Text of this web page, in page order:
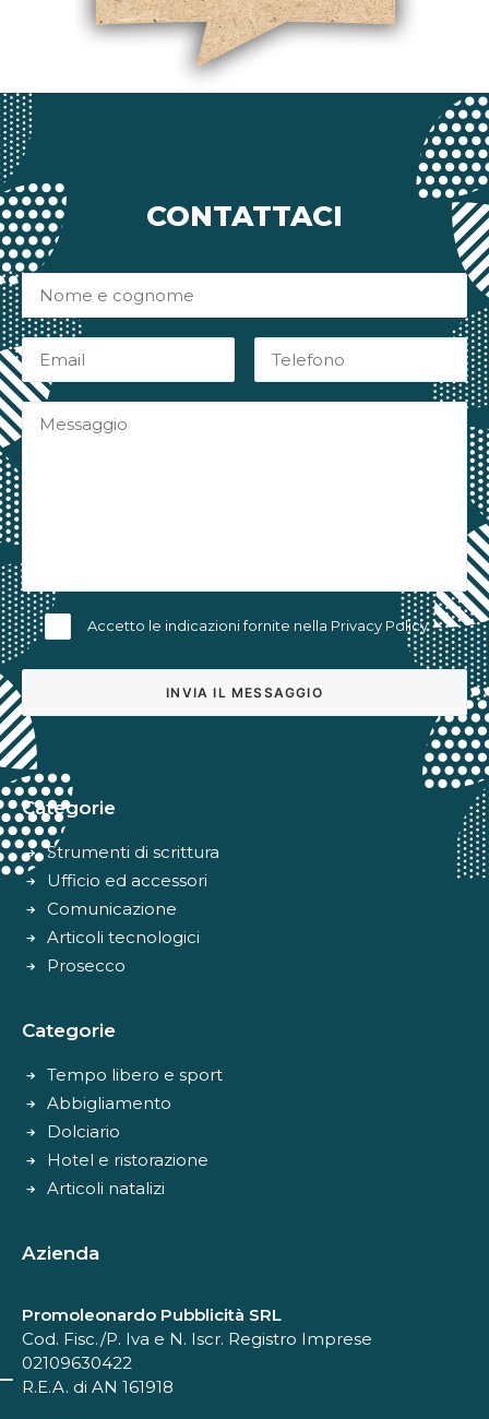
CONTATTACI
Accetto le indicazioni fornite nella Privacy Policy
Categorie
Strumenti di scrittura
Ufficio ed accessori
Comunicazione
Articoli tecnologici
Prosecco
Categorie
Tempo libero e sport
Abbigliamento
Dolciario
Hotel e ristorazione
Articoli natalizi
Azienda
Promoleonardo Pubblicità SRL
Cod. Fisc./P. Iva e N. Iscr. Registro Imprese
02109630422
R.E.A. di AN 161918